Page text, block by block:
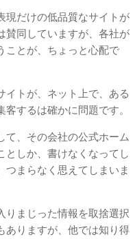
現だけの低品質なサイトが
賛同していますが、各社が
ことが、ちょっと心配で
イトが、ネット上で、ある
するは確かに問題です。
て、その会社の公式ホーム
としか、書けなくなってし
つまらなく思えてしまいま
りまじった情報を取捨選択
ありますが、他では知り得